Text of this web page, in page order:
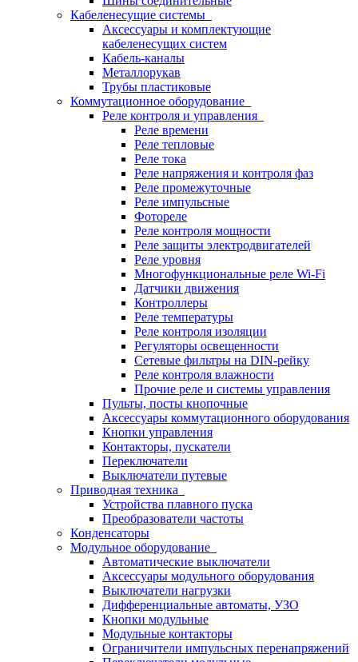
Кабеленесущие системы
Аксессуары и комплектующие
кабеленесущих систем
Кабель-каналы
Металлорукав
Трубы пластиковые
Коммутационное оборудование
Реле контроля и управления
Реле времени
Реле тепловые
Реле тока
Реле напряжения и контроля фаз
Реле промежуточные
Реле импульсные
Фотореле
Реле контроля мощности
Реле защиты электродвигателей
Реле уровня
Многофункциональные реле Wi-Fi
Датчики движения
Контроллеры
Реле температуры
Реле контроля изоляции
Регуляторы освещенности
Сетевые фильтры на DIN-рейку
Реле контроля влажности
Прочие реле и системы управления
Пульты, посты кнопочные
Аксессуары коммутационного оборудования
Кнопки управления
Контакторы, пускатели
Переключатели
Выключатели путевые
Приводная техника
Устройства плавного пуска
Преобразователи частоты
Конденсаторы
Модульное оборудование
Автоматические выключатели
Аксессуары модульного оборудования
Выключатели нагрузки
Дифференциальные автоматы, УЗО
Кнопки модульные
Модульные контакторы
Ограничители импульсных перенапряжений